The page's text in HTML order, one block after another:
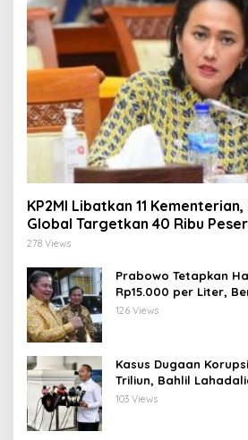
KP2MI Libatkan 11
Global Targetkan 40 Ribu
278 Views
Prabowo Tetapkan
Rp15.000 per Liter,
30-200 GT
126 Views
Kasus Dugaan
Triliun, Bahlil
Data
103 Views